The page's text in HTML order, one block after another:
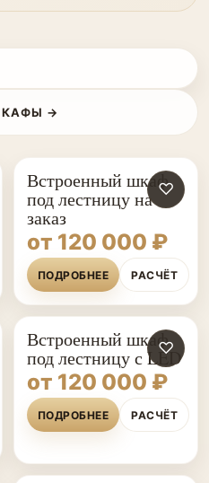
→
♡
Встроенный шкаф
под лестницу на
заказ
от 120 000 ₽
ПОДРОБНЕЕ РАСЧЁТ
♡
Встроенный шкаф
под лестницу с LED
от 120 000 ₽
ПОДРОБНЕЕ РАСЧЁТ